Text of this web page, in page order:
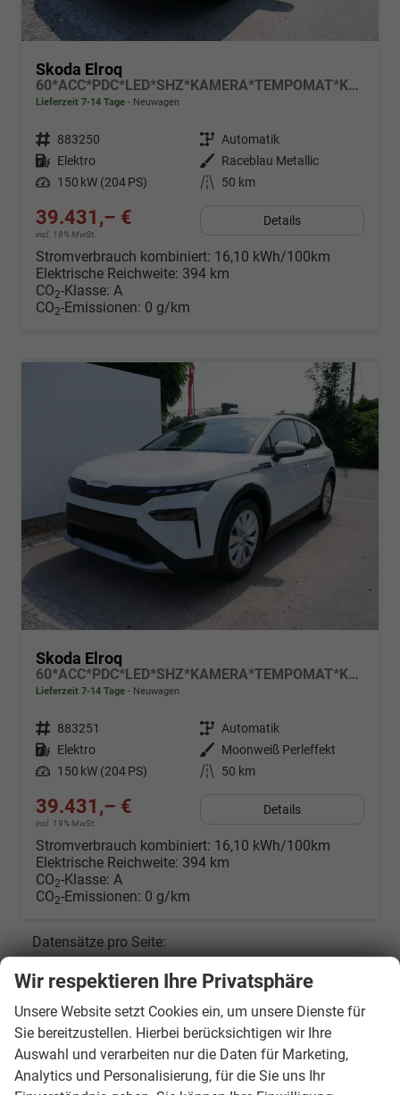
Skoda Elroq
60*ACC*PDC*LED*SHZ*KAMERA*TEMPOMAT*KLIMA*SMARTLINK*EL-HECKKLAPPE*19-ZOLL
Lieferzeit 7-14 Tage Neuwagen
Fahrzeugnr. 883250 Getriebe Automatik
Kraftstoff Elektro Außenfarbe
Raceblau Metallic
Leistung 150 kW (204 PS) Kilometerstand 50 km
39.431,– €
incl. 19% MwSt.
Details
Stromverbrauch kombiniert: 16,10 kWh/100km
Elektrische Reichweite: 394 km
CO2-Klasse: A
CO2-Emissionen: 0 g/km
Skoda Elroq
60*ACC*PDC*LED*SHZ*KAMERA*TEMPOMAT*KLIMA*SMARTLINK*EL-HECKKLAPPE*19-ZOLL
Lieferzeit 7-14 Tage Neuwagen
Fahrzeugnr. 883251 Getriebe Automatik
Kraftstoff Elektro Außenfarbe
Moonweiß Perleffekt
Leistung 150 kW (204 PS) Kilometerstand 50 km
39.431,– €
incl. 19% MwSt.
Details
Stromverbrauch kombiniert: 16,10 kWh/100km
Elektrische Reichweite: 394 km
CO2-Klasse: A
CO2-Emissionen: 0 g/km
Datensätze pro Seite:
10 20 50 100 250
Seiten:
1 2 3 4
Wir respektieren Ihre Privatsphäre
Unsere Website setzt Cookies ein, um unsere Dienste für
Sie bereitzustellen. Hierbei berücksichtigen wir Ihre
Auswahl und verarbeiten nur die Daten für Marketing,
Analytics und Personalisierung, für die Sie uns Ihr